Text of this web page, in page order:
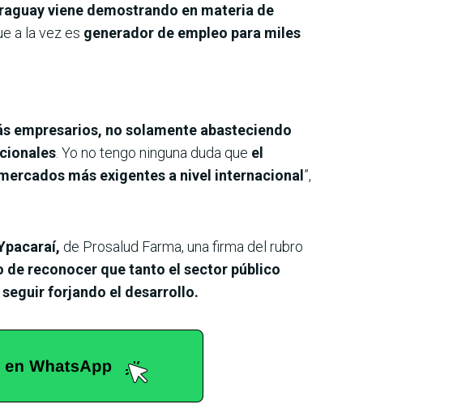
viene demostrando en materia de
a la vez es generador de empleo para miles
empresarios, no solamente abasteciendo
. Yo no tengo ninguna duda que el
más exigentes a nivel internacional ”,
de Prosalud Farma, una firma del rubro
de reconocer que tanto el sector público
forjando el desarrollo.